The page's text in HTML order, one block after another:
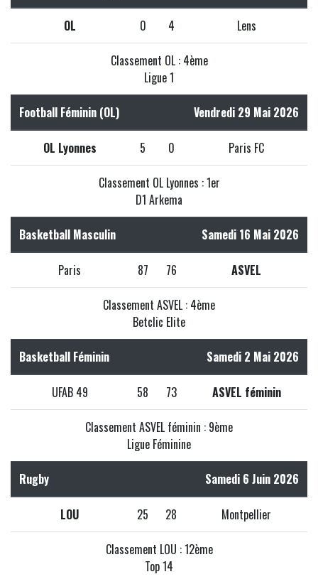
OL 0 4 Lens
Classement OL : 4ème
Ligue 1
Football Féminin (OL) Vendredi 29 Mai 2026
OL Lyonnes 5 0 Paris FC
Classement OL Lyonnes : 1er
D1 Arkema
Basketball Masculin Samedi 16 Mai 2026
Paris 87 76 ASVEL
Classement ASVEL : 4ème
Betclic Elite
Basketball Féminin Samedi 2 Mai 2026
UFAB 49 58 73 ASVEL féminin
Classement ASVEL féminin : 9ème
Ligue Féminine
Rugby Samedi 6 Juin 2026
LOU 25 28 Montpellier
Classement LOU : 12ème
Top 14